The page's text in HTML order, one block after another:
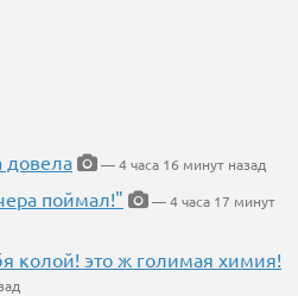
довела
— 4 часа 16 минут назад
поймал!"
— 4 часа 17 минут
колой! это ж голимая химия!